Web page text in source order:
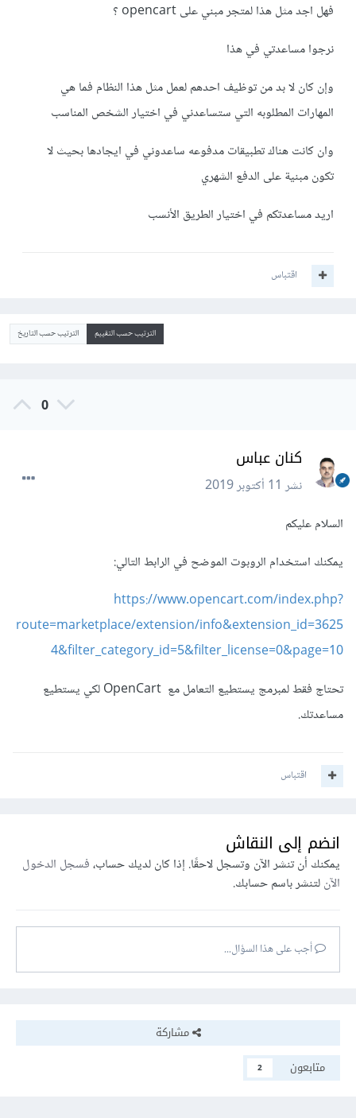
فهل اجد مثل هذا لمتجر مبني على opencart ؟
نرجوا مساعدتي في هذا
وإن كان لا بد من توظيف احدهم لعمل مثل هذا النظام فما هي
المهارات المطلوبه التي ستساعدني في اختيار الشخص المناسب
وان كانت هناك تطبيقات مدفوعه ساعدوني في ايجادها بحيث لا
تكون مبنية على الدفع الشهري
اريد مساعدتكم في اختيار الطريق الأنسب
اقتباس
الترتيب حسب التقييم الترتيب حسب التاريخ
0
كنان عباس
نشر11 أكتوبر 2019
السلام عليكم
يمكنك استخدام الروبوت الموضح في الرابط التالي:
https://www.opencart.com/index.php?
route=marketplace/extension/info&extension_id=3625
4&filter_category_id=5&filter_license=0&page=10
تحتاج فقط لمبرمج يستطيع التعامل مع OpenCart لكي يستطيع
مساعدتك.
اقتباس
انضم إلى النقاش
يمكنك أن تنشر الآن وتسجل لاحقًا. إذا كان لديك حساب،فسجل الدخول
الآنلتنشر باسم حسابك.
أجب على هذا السؤال...
مشاركة
متابعون
2